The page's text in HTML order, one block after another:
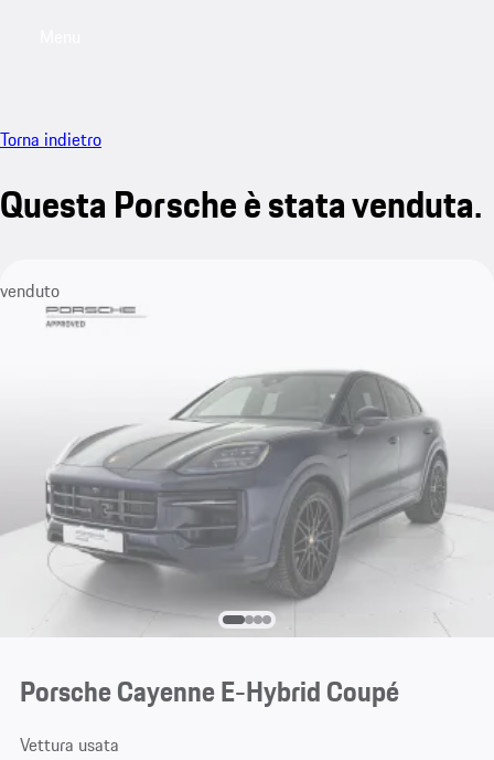
Torna indietro
Questa Porsche è stata venduta.
venduto
Porsche Cayenne E-Hybrid Coupé
Vettura usata